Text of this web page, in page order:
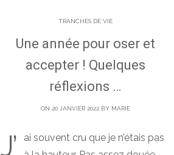
TRANCHES DE VIE
Une année pour oser et
accepter ! Quelques
réflexions …
ON 20 JANVIER 2022 BY MARIE
J’
ai souvent cru que je n’étais pas